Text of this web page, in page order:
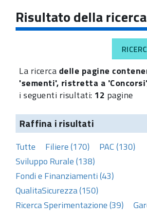
navigazione
Risultato della ricerca
La ricerca delle pagine
'sementi', ristretta a
i seguenti risultati: 12 pagine
Raffina i risultati
Tutte Filiere (170)
PAC (130)
Sviluppo Rurale (138)
Fondi e Finanziamenti (43)
QualitaSicurezza (150)
Ricerca Sperimentazione (39)